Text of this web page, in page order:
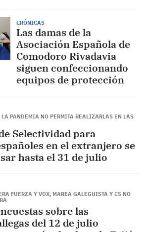
CRÓNICAS
Las damas de la
Asociación Española de
Comodoro Rivadavia
siguen confeccionando
equipos de protección
LA PANDEMIA NO PERMITA REALIZARLAS EN LAS
Selectividad para
en el extranjero se
hasta el 31 de julio
FUERZA Y VOX, MAREA GALEGUISTA Y CS NO
sobre las
del 12 de julio